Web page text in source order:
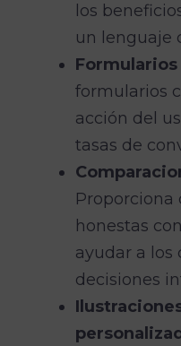
los
un lenguaje
formularios
acción del
tasas de
Proporciona
honestas
ayudar a los
decisiones